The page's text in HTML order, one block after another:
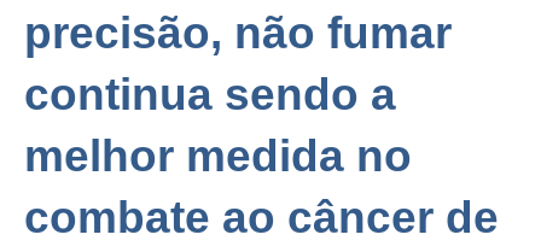
precisão, não fumar
continua sendo a
melhor medida no
combate ao câncer de